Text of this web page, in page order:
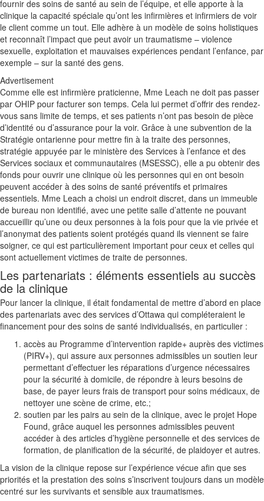
fournir des soins de santé au sein de l’équipe, et elle apporte à la
clinique la capacité spéciale qu’ont les infirmières et infirmiers de voir
le client comme un tout. Elle adhère à un modèle de soins holistiques
et reconnaît l’impact que peut avoir un traumatisme – violence
sexuelle, exploitation et mauvaises expériences pendant l’enfance, par
exemple – sur la santé des gens.
Advertisement
Comme elle est infirmière praticienne, Mme Leach ne doit pas passer
par OHIP pour facturer son temps. Cela lui permet d’offrir des rendez-
vous sans limite de temps, et ses patients n’ont pas besoin de pièce
d’identité ou d’assurance pour la voir. Grâce à une subvention de la
Stratégie ontarienne pour mettre fin à la traite des personnes,
stratégie appuyée par le ministère des Services à l’enfance et des
Services sociaux et communautaires (MSESSC), elle a pu obtenir des
fonds pour ouvrir une clinique où les personnes qui en ont besoin
peuvent accéder à des soins de santé préventifs et primaires
essentiels. Mme Leach a choisi un endroit discret, dans un immeuble
de bureau non identifié, avec une petite salle d’attente ne pouvant
accueillir qu’une ou deux personnes à la fois pour que la vie privée et
l’anonymat des patients soient protégés quand ils viennent se faire
soigner, ce qui est particulièrement important pour ceux et celles qui
sont actuellement victimes de traite de personnes.
Les partenariats : éléments essentiels au succès
de la clinique
Pour lancer la clinique, il était fondamental de mettre d’abord en place
des partenariats avec des services d’Ottawa qui compléteraient le
financement pour des soins de santé individualisés, en particulier :
accès au Programme d’intervention rapide+ auprès des victimes
(PIRV+), qui assure aux personnes admissibles un soutien leur
permettant d’effectuer les réparations d’urgence nécessaires
pour la sécurité à domicile, de répondre à leurs besoins de
base, de payer leurs frais de transport pour soins médicaux, de
nettoyer une scène de crime, etc.;
soutien par les pairs au sein de la clinique, avec le projet Hope
Found, grâce auquel les personnes admissibles peuvent
accéder à des articles d’hygiène personnelle et des services de
formation, de planification de la sécurité, de plaidoyer et autres.
La vision de la clinique repose sur l’expérience vécue afin que ses
priorités et la prestation des soins s’inscrivent toujours dans un modèle
centré sur les survivants et sensible aux traumatismes.